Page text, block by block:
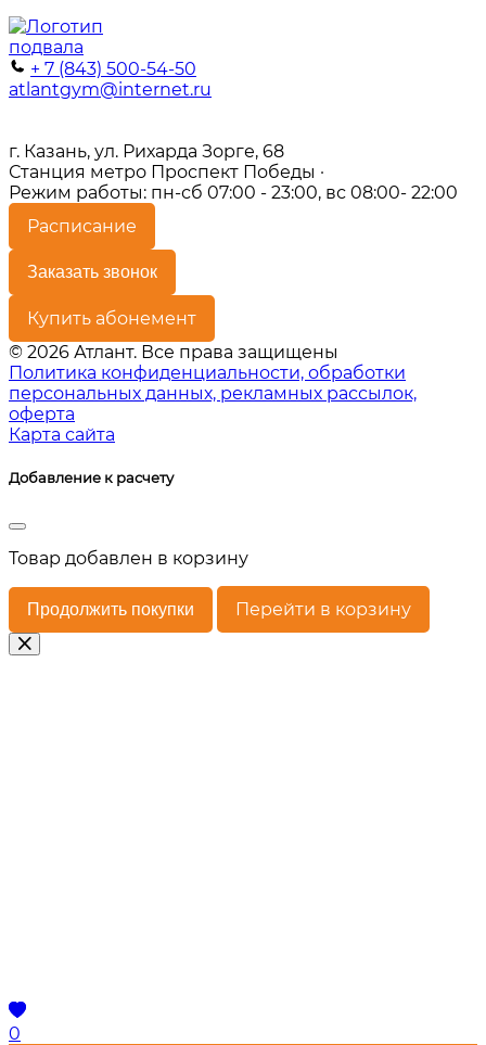
+ 7 (843) 500-54-50
atlantgym@internet.ru
г. Казань, ул. Рихарда Зорге, 68
Станция метро Проспект Победы ·
Режим работы: пн-сб 07:00 - 23:00, вс 08:00- 22:00
Расписание
Заказать звонок
Купить абонемент
© 2026 Атлант. Все права защищены
Политика конфиденциальности, обработки
персональных данных, рекламных рассылок,
оферта
Карта сайта
Добавление к расчету
Товар добавлен в корзину
Продолжить покупки Перейти в корзину
0